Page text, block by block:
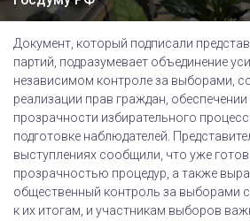
Документ, который подписали
партий, подразумевает объединение
независимом контроле за выборами,
реализации прав граждан, обеспечении
прозрачности избирательного
подготовке наблюдателей.
выступлениях сообщили, что уже
прозрачностью процедур, а также
общественный контроль за выборами
к их итогам, и участникам выборов